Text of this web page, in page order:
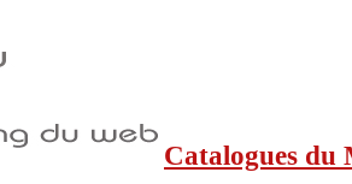
Catalogues du